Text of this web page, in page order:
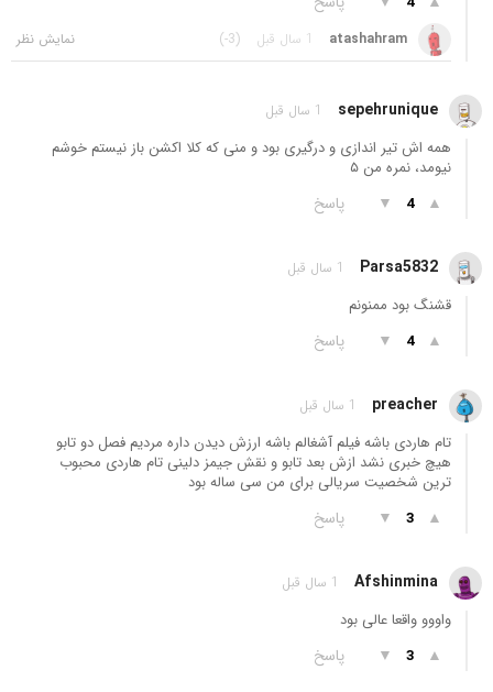
atashahram 1 سال قبل (-3)
sepehrunique 1 سال قبل
همه اش تیر اندازی و درگیری بود و منی که کلا اکشن باز نیستم خوشم
نیومد، نمره من ۵
▲
4
▼ پاسخ
Parsa5832 1 سال قبل
قشنگ بود ممنونم
▲
4
▼ پاسخ
preacher 1 سال قبل
تام هاردی باشه فیلم آشغالم باشه ارزش دیدن داره مردیم فصل دو تابو
هیچ خبری نشد ازش بعد تابو و نقش جیمز دلینی تام هاردی محبوب
ترین شخصیت سریالی برای من سی ساله بود
▲
3
▼ پاسخ
Afshinmina 1 سال قبل
واووو واقعا عالی بود
▲
3
▼ پاسخ